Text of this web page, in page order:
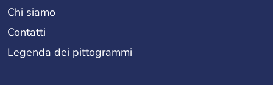
Chi siamo
Contatti
Legenda dei pittogrammi